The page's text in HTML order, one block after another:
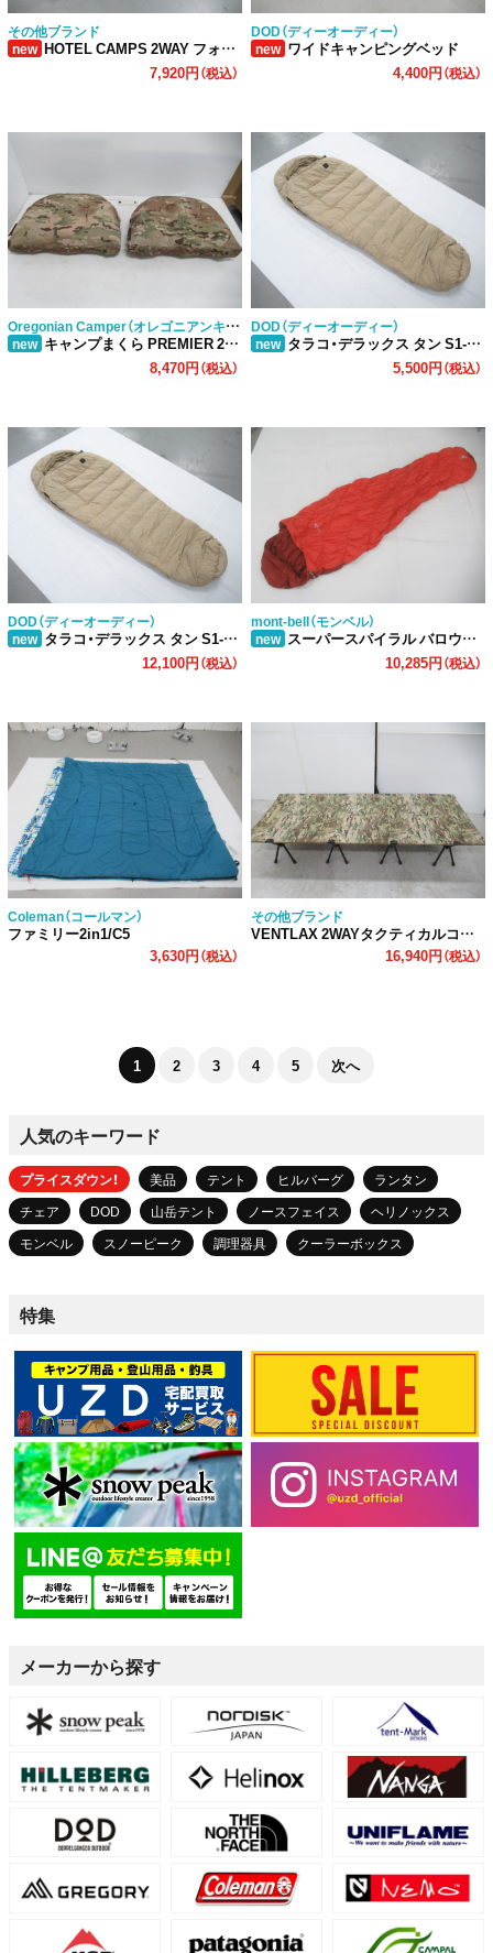
その他ブランド
new HOTEL CAMPS 2WAY フォールディングコット
7,920円（税込）
DOD（ディーオーディー）
new ワイドキャンピングベッド
4,400円（税込）
Oregonian Camper（オレゴニアンキャンパー）
new キャンプまくら PREMIER 2点セット
8,470円（税込）
DOD（ディーオーディー）
new タラコ・デラックス タン S1-927-TN (2)
5,500円（税込）
DOD（ディーオーディー）
new タラコ・デラックス タン S1-927-TN (1)
12,100円（税込）
mont-bell（モンベル）
new スーパースパイラル バロウバッグ#3 L/ZIP
10,285円（税込）
Coleman（コールマン）
ファミリー2in1/C5
3,630円（税込）
その他ブランド
VENTLAX 2WAYタクティカルコット ワイド (1)
16,940円（税込）
1 2 3 4 5 次へ
人気のキーワード
プライスダウン！ 美品 テント ヒルバーグ
ランタン
チェア
DOD 山岳テント ノースフェイス
ヘリノックス
モンベル
スノーピーク 調理器具 クーラーボックス
特集
メーカーから探す